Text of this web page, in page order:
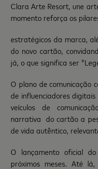
Clara Arte Resort, une
momento reforça os
estratégicos da marca,
do novo cartão,
já, o que significa ser
O plano de comunicação
de influenciadores
veículos de
narrativa do cartão a
de vida autêntico,
O lançamento oficial
próximos meses. Até